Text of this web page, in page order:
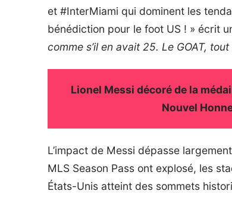
et #InterMiami qui dominent les
bénédiction pour le foot US ! » écrit
comme s’il en avait 25. Le GOAT,
Lionel Messi décoré de la
Nouvel
L’impact de Messi dépasse
MLS Season Pass ont explosé, les
États-Unis atteint des sommets